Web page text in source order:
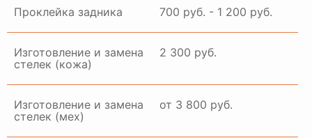
Проклейка задника 700 руб. - 1 200 руб.
Изготовление и замена
стелек (кожа)
2 300 руб.
Изготовление и замена
стелек (мех)
от 3 800 руб.